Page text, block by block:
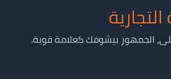
الجمهور بيشوفك كعلامة قوية.